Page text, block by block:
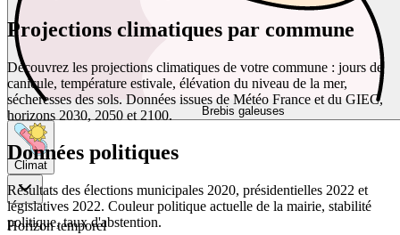
Brebis galeuses
Climat
Horizon temporel
Projections climatiques par commune
Découvrez les projections climatiques de votre commune : jours de
canicule, température estivale, élévation du niveau de la mer,
sécheresses des sols. Données issues de Météo France et du GIEC,
horizons 2030, 2050 et 2100.
Données politiques
Résultats des élections municipales 2020, présidentielles 2022 et
législatives 2022. Couleur politique actuelle de la mairie, stabilité
politique, taux d'abstention.